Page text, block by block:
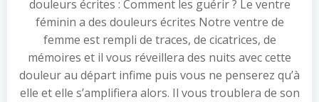
douleurs écrites : Comment les guérir ? Le ventre
féminin a des douleurs écrites Notre ventre de
femme est rempli de traces, de cicatrices, de
mémoires et il vous réveillera des nuits avec cette
douleur au départ infime puis vous ne penserez qu’à
elle et elle s’amplifiera alors. Il vous troublera de son